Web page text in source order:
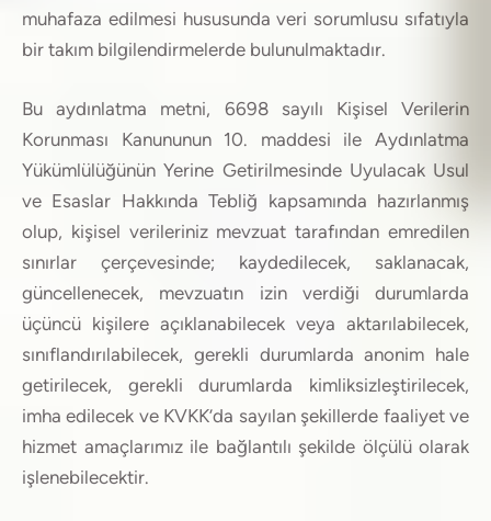
muhafaza edilmesi hususunda veri sorumlusu sıfatıyla
bir takım bilgilendirmelerde bulunulmaktadır.
Bu aydınlatma metni, 6698 sayılı Kişisel Verilerin
Korunması Kanununun 10. maddesi ile Aydınlatma
Yükümlülüğünün Yerine Getirilmesinde Uyulacak Usul
ve Esaslar Hakkında Tebliğ kapsamında hazırlanmış
olup, kişisel verileriniz mevzuat tarafından emredilen
sınırlar çerçevesinde; kaydedilecek, saklanacak,
güncellenecek, mevzuatın izin verdiği durumlarda
üçüncü kişilere açıklanabilecek veya aktarılabilecek,
sınıflandırılabilecek, gerekli durumlarda anonim hale
getirilecek, gerekli durumlarda kimliksizleştirilecek,
imha edilecek ve KVKK’da sayılan şekillerde faaliyet ve
hizmet amaçlarımız ile bağlantılı şekilde ölçülü olarak
işlenebilecektir.